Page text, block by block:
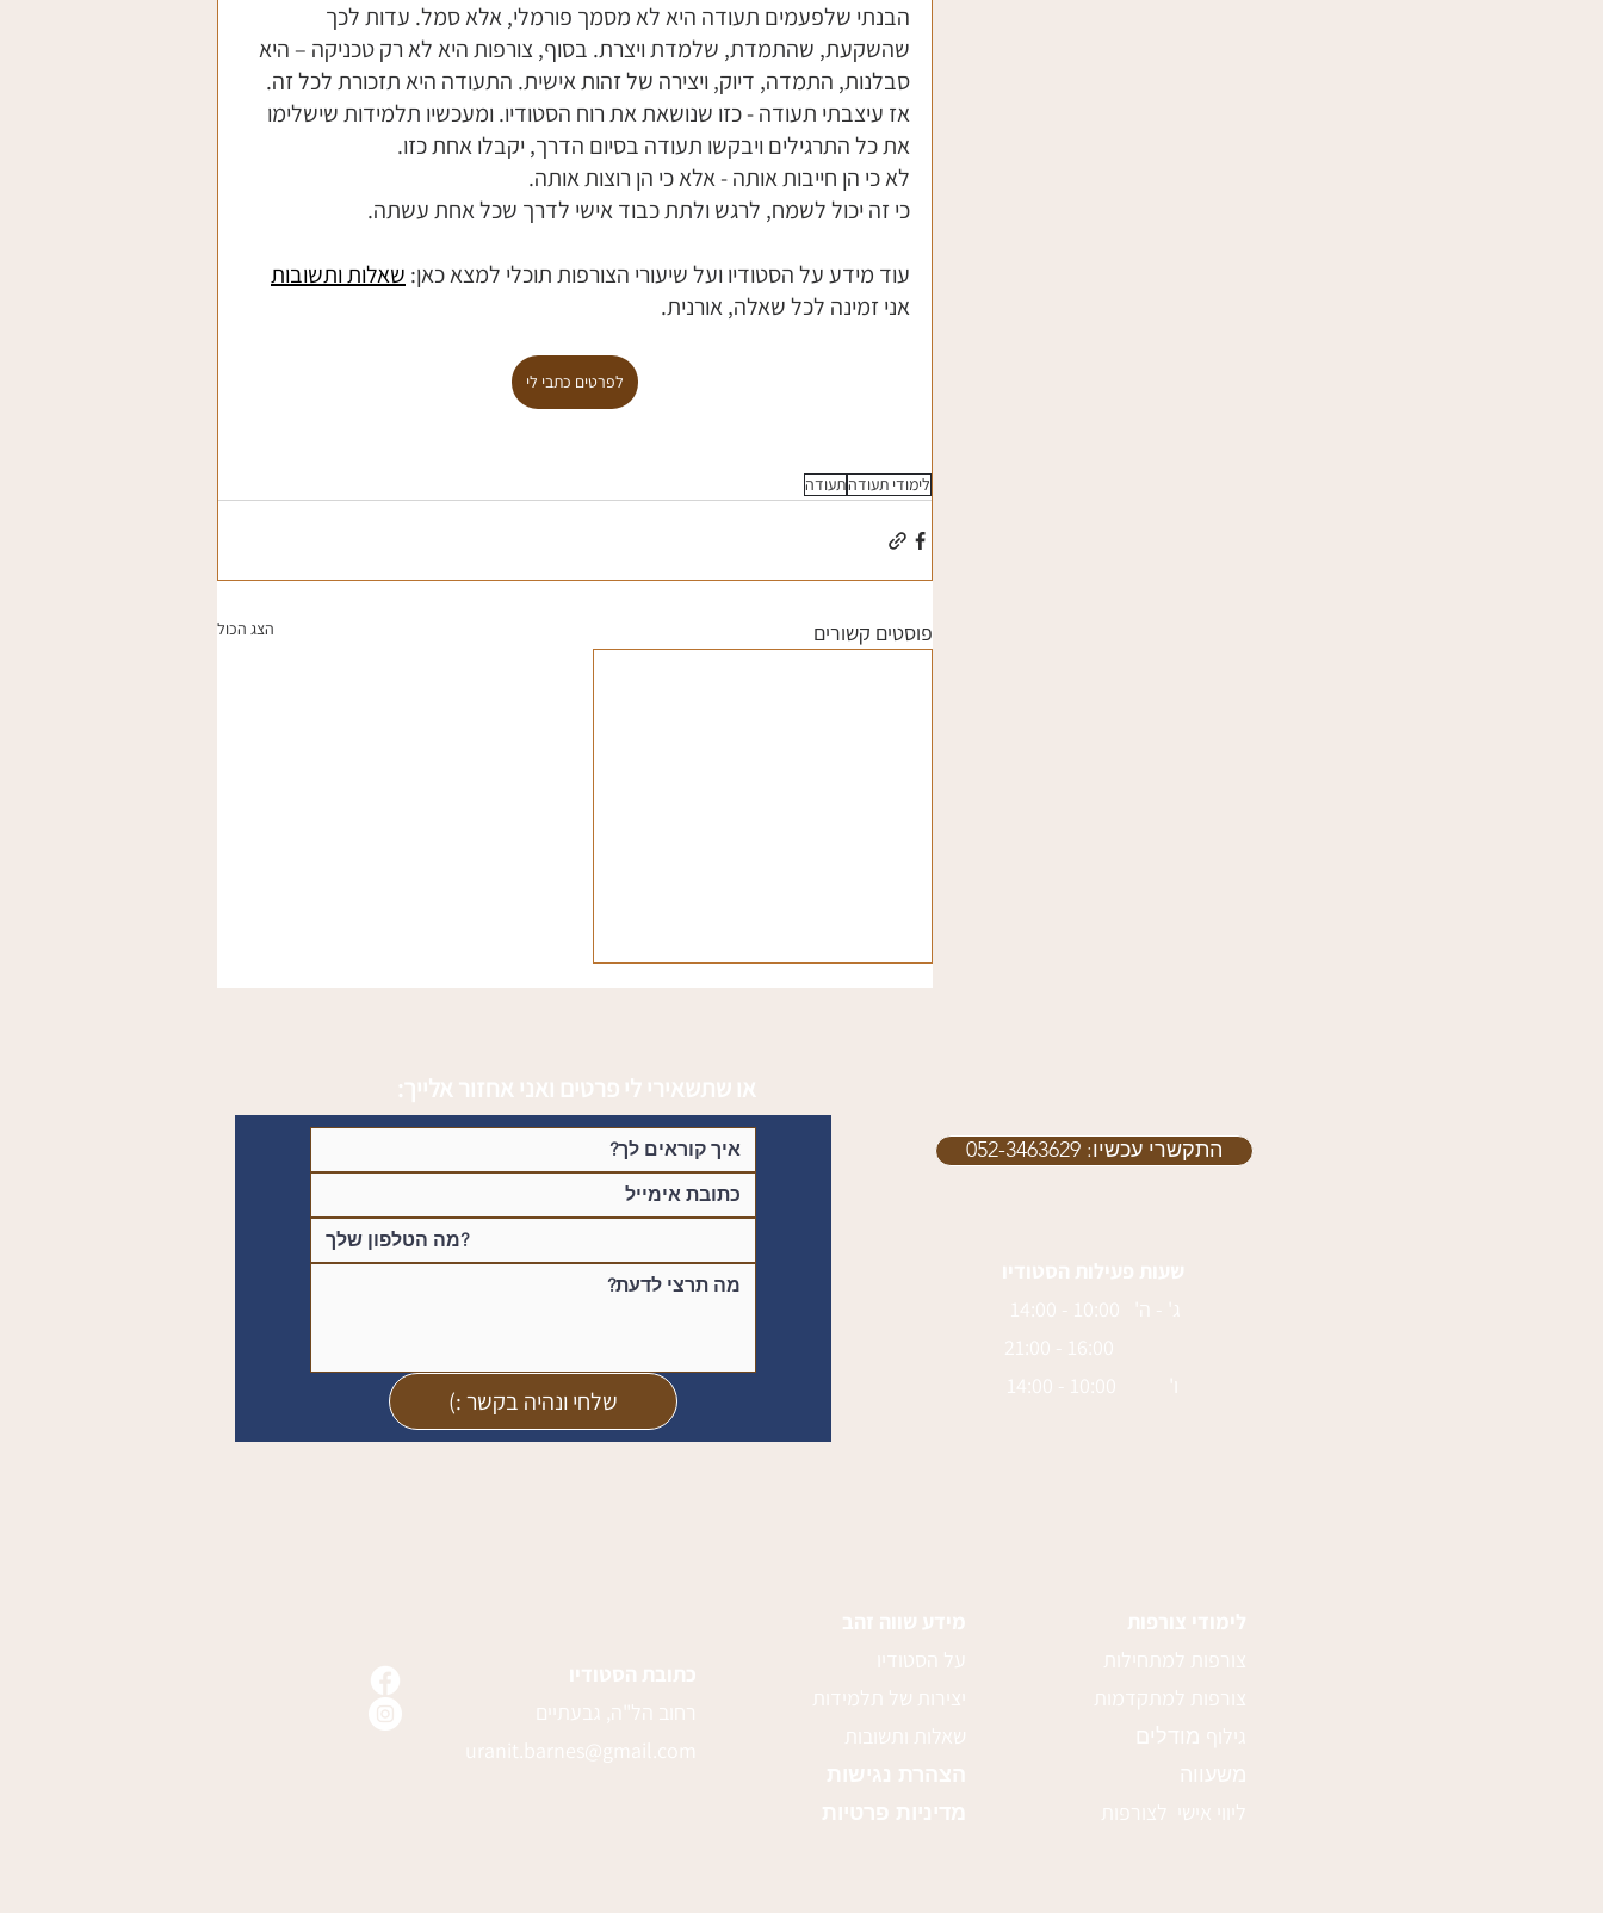
הבנתי שלפעמים תעודה היא לא מסמך פורמלי, אלא סמל. עדות לכך
שהשקעת, שהתמדת, שלמדת ויצרת. בסוף, צורפות היא לא רק טכניקה – היא
סבלנות, התמדה, דיוק, ויצירה של זהות אישית. התעודה היא תזכורת לכל זה.
אז עיצבתי תעודה - כזו שנושאת את רוח הסטודיו. ומעכשיו תלמידות שישלימו
את כל התרגילים ויבקשו תעודה בסיום הדרך, יקבלו אחת כזו.
לא כי הן חייבות אותה - אלא כי הן רוצות אותה.
כי זה יכול לשמח, לרגש ולתת כבוד אישי לדרך שכל אחת עשתה.
עוד מידע על הסטודיו ועל שיעורי הצורפות תוכלי למצא כאן: שאלות ותשובות
אני זמינה לכל שאלה, אורנית.
לפרטים כתבי לי
לימודי תעודהתעודה
פוסטים קשורים הצג הכול
קורס צורפות — מה חשוב לדעת
או שתשאירי לי פרטים ואני אחזור אלייך:
שלחי ונהיה בקשר :)
התקשרי עכשיו: 052-3463629
שעות פעילות הסטודיו
ג' - ה' 10:00 - 14:00
כתובת הסטודיו
רחוב הל"ה, גבעתיים
uranit.barnes@gmail.com
מידע שווה זהב
על הסטודיו
יצירות של תלמידות
שאלות ותשובות
הצהרת נגישות
מדיניות פרטיות
לימודי צורפות
צורפות למתחילות
צורפות למתקדמות
ג ילוף מודלים
משעווה
ליווי אישי לצורפות